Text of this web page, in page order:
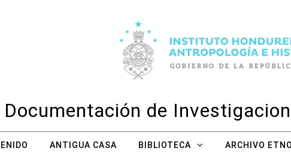
Documentación de
ANTIGUA CASA BIBLIOTECA ARCHIVO